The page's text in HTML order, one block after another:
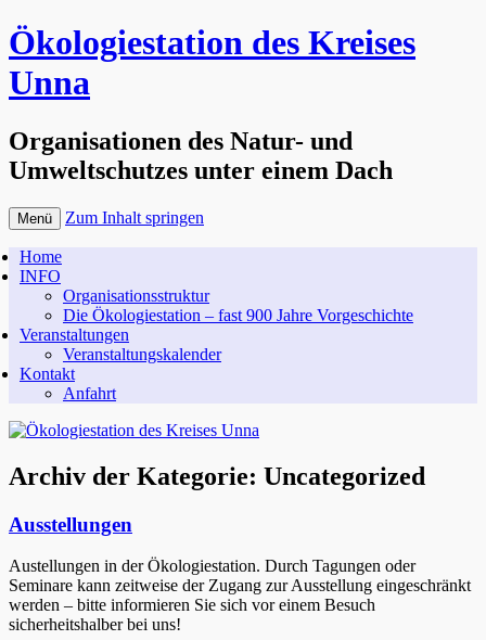
Ökologiestation des Kreises
Unna
Organisationen des Natur- und
Umweltschutzes unter einem Dach
Menü Zum Inhalt springen
Home
INFO
Organisationsstruktur
Die Ökologiestation – fast 900 Jahre Vorgeschichte
Veranstaltungen
Veranstaltungskalender
Kontakt
Anfahrt
Archiv der Kategorie: Uncategorized
Ausstellungen
Austellungen in der Ökologiestation. Durch Tagungen oder
Seminare kann zeitweise der Zugang zur Ausstellung eingeschränkt
werden – bitte informieren Sie sich vor einem Besuch
sicherheitshalber bei uns!